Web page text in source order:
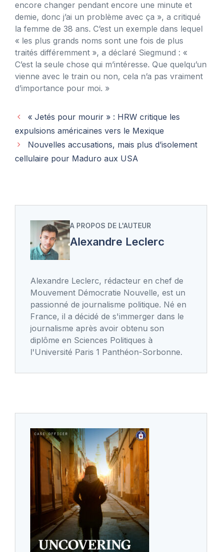
encore changer pendant encore une minute et
demie, donc j’ai un problème avec ça », a critiqué
la femme de 38 ans. C’est un exemple dans lequel
« les plus grands noms sont une fois de plus
traités différemment », a déclaré Siegmund : «
C’est la seule chose qui m’intéresse. Que quelqu’un
vienne avec le train ou non, cela n’a pas vraiment
d’importance pour moi. »
« Jetés pour mourir » : HRW critique les
expulsions américaines vers le Mexique
Nouvelles accusations, mais plus d’isolement
cellulaire pour Maduro aux USA
A PROPOS DE L'AUTEUR
Alexandre Leclerc
Alexandre Leclerc, rédacteur en chef de
Mouvement Démocratie Nouvelle, est un
passionné de journalisme politique. Né en
France, il a décidé de s'immerger dans le
journalisme après avoir obtenu son
diplôme en Sciences Politiques à
l'Université Paris 1 Panthéon-Sorbonne.